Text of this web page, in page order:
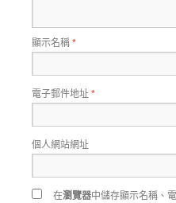
顯示名稱*
電子郵件地址*
個人網站網址
在瀏覽器中儲存顯示名稱、